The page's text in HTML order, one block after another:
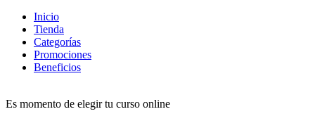
Inicio
Tienda
Categorías
Promociones
Beneficios
Es momento de elegir tu curso online